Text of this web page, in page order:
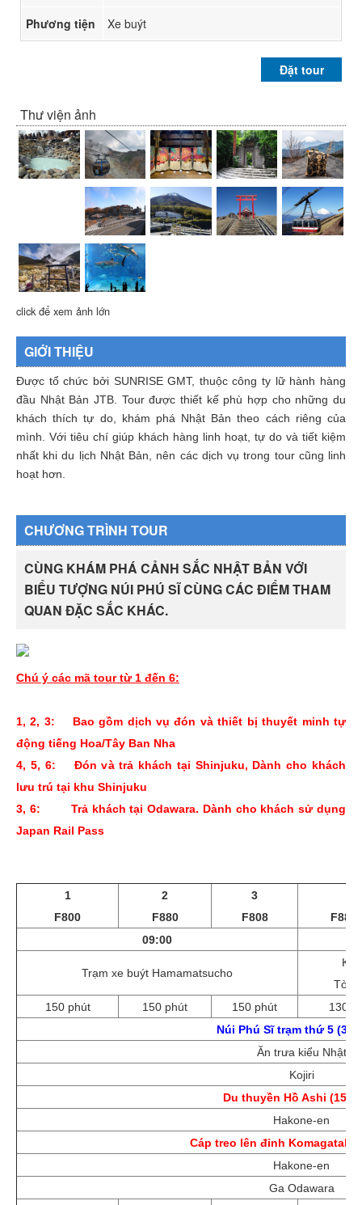
Phương tiện Xe buýt
Đặt tour
Thư viện ảnh
click để xem ảnh lớn
GIỚI THIỆU
Được tổ chức bởi SUNRISE GMT, thuộc công ty lữ hành hàng
đầu Nhật Bản JTB. Tour được thiết kế phù hợp cho những du
khách thích tự do, khám phá Nhật Bản theo cách riêng của
mình. Với tiêu chí giúp khách hàng linh hoạt, tự do và tiết kiệm
nhất khi du lịch Nhật Bản, nên các dịch vụ trong tour cũng linh
hoạt hơn.
CHƯƠNG TRÌNH TOUR
CÙNG KHÁM PHÁ CẢNH SẮC NHẬT BẢN VỚI
BIỂU TƯỢNG NÚI PHÚ SĨ CÙNG CÁC ĐIỂM THAM
QUAN ĐẶC SẮC KHÁC.
Chú ý các mã tour từ 1 đến 6:
1, 2, 3: Bao gồm dịch vụ đón và thiết bị thuyết minh tự
động tiếng Hoa/Tây Ban Nha
4, 5, 6: Ðón và trả khách tại Shinjuku, Dành cho khách
lưu trú tại khu Shinjuku
3, 6: Trả khách tại Odawara. Dành cho khách sử dụng
Japan Rail Pass
1
F800
2
F880
3
F808
09:00
Trạm xe buýt Hamamatsucho
Tòa
150 phút
150 phút 150 phút
130
Núi Phú Sĩ trạm thứ 5 (30
Ăn trưa kiểu Nhật
Kojiri
Du thuyền Hồ Ashi (15
Hakone-en
Cáp treo lên đỉnh
Hakone-en
Ga Odawara